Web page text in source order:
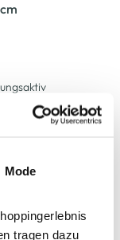
Mode
tragen dazu